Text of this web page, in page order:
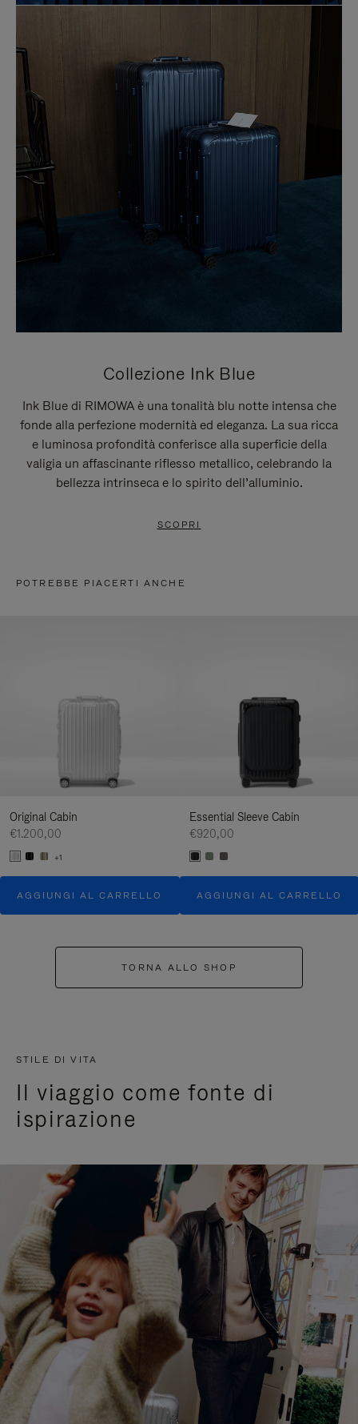
Collezione Ink Blue
Ink Blue di RIMOWA è una tonalità blu notte intensa che
fonde alla perfezione modernità ed eleganza. La sua ricca
e luminosa profondità conferisce alla superficie della
valigia un affascinante riflesso metallico, celebrando la
bellezza intrinseca e lo spirito dell’alluminio.
SCOPRI
POTREBBE PIACERTI ANCHE
Original Cabin
€1.200,00
+1
AGGIUNGI AL CARRELLO
Essential Sleeve Cabin
€920,00
AGGIUNGI AL CARRELLO
TORNA ALLO SHOP
STILE DI VITA
Il viaggio come fonte di
ispirazione